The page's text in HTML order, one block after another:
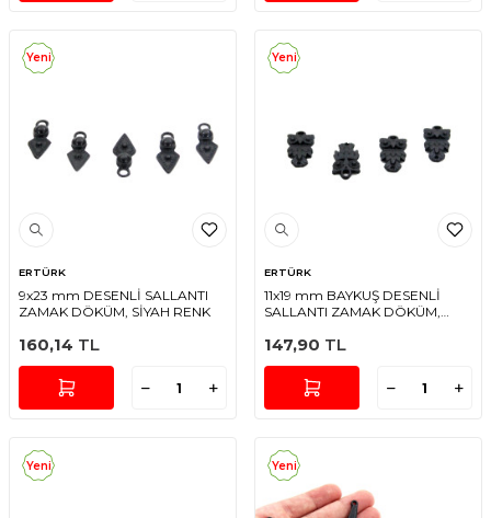
Yeni
ERTÜRK
9x23 mm DESENLİ SALLANTI
ZAMAK DÖKÜM, SİYAH RENK
160,14 TL
Yeni
ERTÜRK
11x19 mm BAYKUŞ DESENLİ
SALLANTI ZAMAK DÖKÜM,
147,90 TL
Yeni Yeni